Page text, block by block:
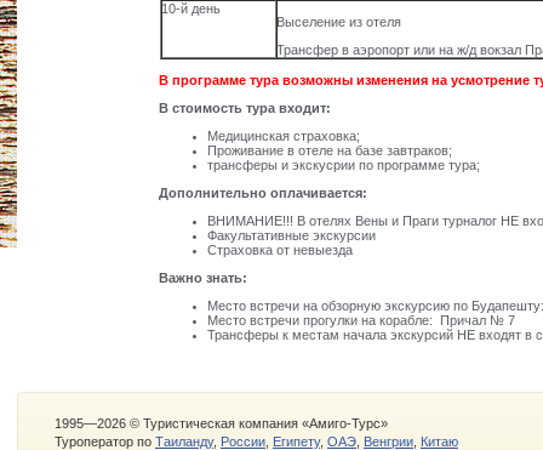
10-й день
Выселение из отеля
Трансфер в аэропорт или на ж/д вокзал
В программе тура возможны изменения на усмотрение
В стоимость тура входит:
Медицинская страховка;
Проживание в отеле на базе завтраков;
трансферы и экскусрии по программе тура;
Дополнительно оплачивается:
ВНИМАНИЕ!!! В отелях Вены и Праги турналог НЕ
Факультативные экскурсии
Страховка от невыезда
Важно знать:
Место встречи на обзорную экскурсию по
Место встречи прогулки на корабле: Причал № 7
Трансферы к местам начала экскурсий НЕ входят в
1995—2026 © Туристическая компания «Амиго-Турс»
Туроператор по Таиланду, России Египету, ОАЭ Венгрии Китаю